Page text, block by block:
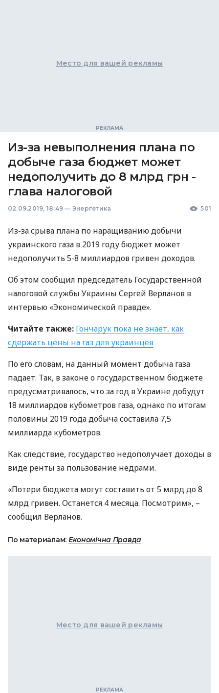
Место для вашей рекламы
Из-за невыполнения плана по
добыче газа бюджет может
недополучить до 8 млрд грн -
глава налоговой
02.09.2019, 18:49 — Энергетика 501
Из-за срыва плана по наращиванию добычи
украинского газа в 2019 году бюджет может
недополучить 5-8 миллиардов гривен доходов.
Об этом сообщил председатель Государственной
налоговой службы Украины Сергей Верланов в
интервью «Экономической правде».
Читайте также: Гончарук пока не знает, как
сдержать цены на газ для украинцев
По его словам, на данный момент добыча газа
падает. Так, в законе о государственном бюджете
предусматривалось, что за год в Украине добудут
18 миллиардов кубометров газа, однако по итогам
половины 2019 года добыча составила 7,5
миллиарда кубометров.
Как следствие, государство недополучает доходы в
виде ренты за пользование недрами.
«Потери бюджета могут составить от 5 млрд до 8
млрд гривен. Останется 4 месяца. Посмотрим», –
сообщил Верланов.
По материалам: Економічна Правда
Место для вашей рекламы